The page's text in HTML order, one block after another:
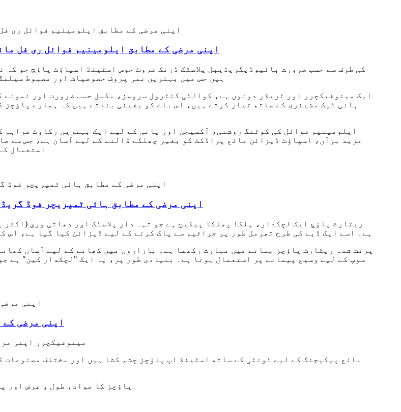
اپنی مرضی کے مطابق ایلومینیم فوائل ری فل
ہیں جس میں بہترین نمی پروف خصوصیات اور مضبوط
ہائی ٹیک مشینری کے ساتھ تیار کرتے ہیں، اس بات کو یقینی بناتے ہیں کہ ہمارے
ایلومینیم فوائل کی کوٹنگ روشنی، آکسیجن اور پانی کے لیے ایک بہترین رکاوٹ فراہم
مزید برآں، اسپاؤٹ ڈیزائن مائع پراڈکٹ کو بغیر چھلکے ڈالنے کے لیے آسان ہے، جس سے
استعمال
اپنی مرضی کے مطابق ہائی ٹمپریچر فوڈ
ریٹارٹ پاؤچ ایک لچکدار، ہلکا پھلکا پیکیج ہے جو تہہ دار پلاسٹک اور دھاتی ورق
ہے۔ اسے ایک ڈبے کی طرح تھرمل طور پر جراثیم سے پاک کرنے کے لیے ڈیزائن کیا گیا ہے، اس
سوپ کے لیے وسیع پیمانے پر استعمال ہوتا ہے۔ بنیادی طور پر، یہ ایک "لچکدار کین" ہے
اپنی مرضی
مینوفیکچرر اپنی
مائع پیکیجنگ کے لیے ٹونٹی کے ساتھ اسٹینڈ اپ پاؤچز چشم کشا ہیں اور مختلف
پاؤچز کا مواد، طول و عرض اور